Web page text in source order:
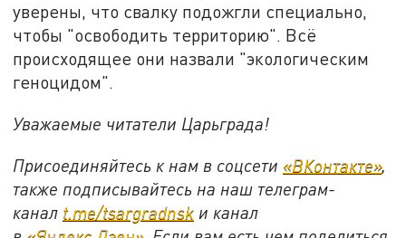
уверены, что свалку подожгли специально,
чтобы "освободить территорию". Всё
происходящее они назвали "экологическим
геноцидом".
Уважаемые читатели Царьграда!
Присоединяйтесь к нам в соцсети «ВКонтакте»,
также подписывайтесь на наш телеграм-
канал t.me/tsargradnsk и канал